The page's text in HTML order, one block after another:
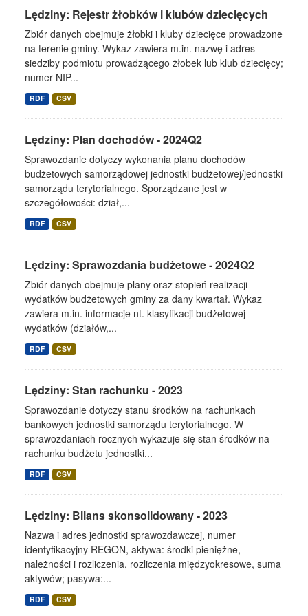
Lędziny: Rejestr żłobków i klubów dziecięcych
Zbiór danych obejmuje żłobki i kluby dziecięce prowadzone
na terenie gminy. Wykaz zawiera m.in. nazwę i adres
siedziby podmiotu prowadzącego żłobek lub klub dziecięcy;
numer NIP...
RDF CSV
Lędziny: Plan dochodów - 2024Q2
Sprawozdanie dotyczy wykonania planu dochodów
budżetowych samorządowej jednostki budżetowej/jednostki
samorządu terytorialnego. Sporządzane jest w
szczegółowości: dział,...
RDF CSV
Lędziny: Sprawozdania budżetowe - 2024Q2
Zbiór danych obejmuje plany oraz stopień realizacji
wydatków budżetowych gminy za dany kwartał. Wykaz
zawiera m.in. informacje nt. klasyfikacji budżetowej
wydatków (działów,...
RDF CSV
Lędziny: Stan rachunku - 2023
Sprawozdanie dotyczy stanu środków na rachunkach
bankowych jednostki samorządu terytorialnego. W
sprawozdaniach rocznych wykazuje się stan środków na
rachunku budżetu jednostki...
RDF CSV
Lędziny: Bilans skonsolidowany - 2023
Nazwa i adres jednostki sprawozdawczej, numer
identyfikacyjny REGON, aktywa: środki pieniężne,
należności i rozliczenia, rozliczenia międzyokresowe, suma
aktywów; pasywa:...
RDF CSV